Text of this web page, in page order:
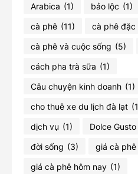
Arabica (1) bảo lộc (1)
cà phê (11) cà phê đặc
cà phê và cuộc sống (5)
cách pha trà sữa (1)
Câu chuyện kinh doanh (1)
cho thuê xe du lịch đà lạt
dịch vụ (1) Dolce
đời sống (3) giá cà phê
giá cà phê hôm nay (1)